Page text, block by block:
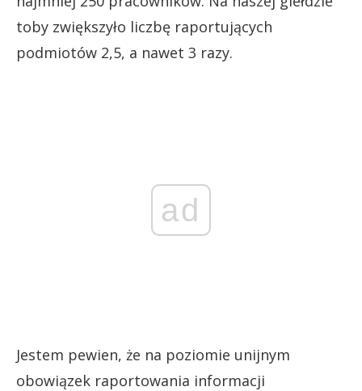
toby zwiększyło liczbę raportujących
podmiotów 2,5, a nawet 3 razy.
ad
Jestem pewien, że na poziomie unijnym
obowiązek raportowania informacji